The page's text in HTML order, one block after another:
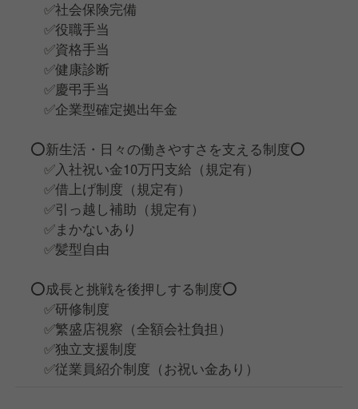
✅️社会保険完備
✅️役職手当
✅️資格手当
✅️健康診断
✅️慶弔手当
✅️企業型確定拠出年金
⭕️新生活・日々の働きやすさを支える制度⭕️
✅️入社祝い金10万円支給（規定有）
✅️借上げ制度（規定有）
✅️引っ越し補助（規定有）
✅️まかないあり
✅️髪型自由
⭕️成長と挑戦を後押しする制度⭕️
✅️研修制度
✅️繁盛店視察（全額会社負担）
✅️独立支援制度
✅️従業員紹介制度（お祝い金あり）